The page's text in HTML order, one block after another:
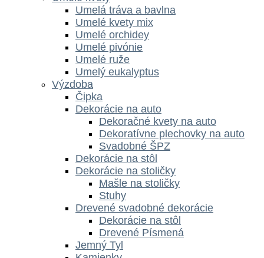
Umelá tráva a bavlna
Umelé kvety mix
Umelé orchidey
Umelé pivónie
Umelé ruže
Umelý eukalyptus
Výzdoba
Čipka
Dekorácie na auto
Dekoračné kvety na auto
Dekoratívne plechovky na auto
Svadobné ŠPZ
Dekorácie na stôl
Dekorácie na stoličky
Mašle na stoličky
Stuhy
Drevené svadobné dekorácie
Dekorácie na stôl
Drevené Písmená
Jemný Tyl